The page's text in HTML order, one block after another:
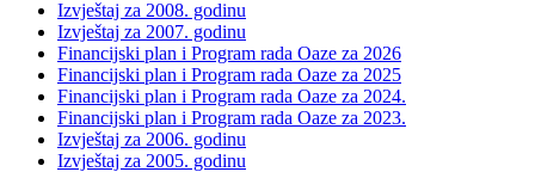
Izvještaj za 2008. godinu
Izvještaj za 2007. godinu
Financijski plan i Program rada Oaze za 2026
Financijski plan i Program rada Oaze za 2025
Financijski plan i Program rada Oaze za 2024.
Financijski plan i Program rada Oaze za 2023.
Izvještaj za 2006. godinu
Izvještaj za 2005. godinu